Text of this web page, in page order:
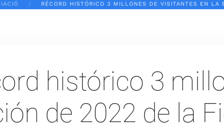
RÉCORD HISTÓRICO 3 MILLONES DE VISITANTES EN
histórico 3
de 2022 de la